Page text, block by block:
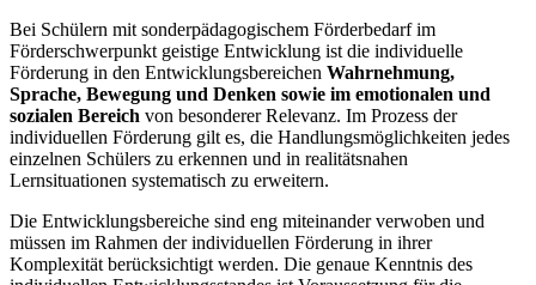
Bei Schülern mit sonderpädagogischem Förderbedarf im
Förderschwerpunkt geistige Entwicklung ist die individuelle
Förderung in den Entwicklungsbereichen Wahrnehmung,
Sprache, Bewegung und Denken sowie im emotionalen und
sozialen Bereich von besonderer Relevanz. Im Prozess der
individuellen Förderung gilt es, die Handlungsmöglichkeiten jedes
einzelnen Schülers zu erkennen und in realitätsnahen
Lernsituationen systematisch zu erweitern.
Die Entwicklungsbereiche sind eng miteinander verwoben und
müssen im Rahmen der individuellen Förderung in ihrer
Komplexität berücksichtigt werden. Die genaue Kenntnis des